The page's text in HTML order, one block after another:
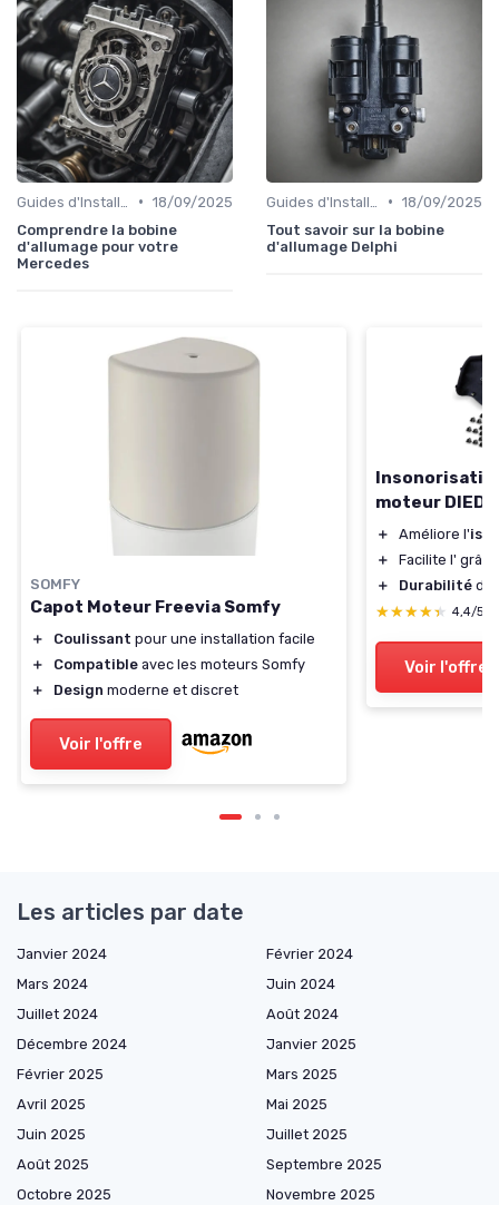
• 18/09/2025
Comprendre la bobine
d'allumage pour votre
Mercedes
• 18/09/2025
Tout savoir sur la bobine
d'allumage Delphi
SOMFY
Capot Moteur Freevia Somfy
＋ Coulissant pour une installation facile
＋
Compatible avec les moteurs Somfy
＋
Design moderne et discret
Voir l'offre
moteur
＋ Améliore l'
＋
Facilite l'
＋
Durabilité
★★★★★
★★★★★ 4,4/5
Voir l'offre
Les articles par date
Janvier 2024
Février 2024
Mars 2024
Juin 2024
Juillet 2024
Août 2024
Décembre 2024
Janvier 2025
Février 2025
Mars 2025
Avril 2025
Mai 2025
Juin 2025
Juillet 2025
Août 2025
Septembre 2025
Octobre 2025
Novembre 2025